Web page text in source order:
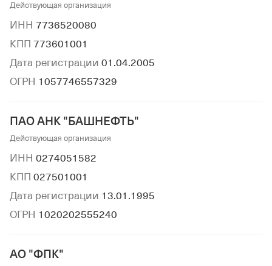
Действующая организация
ИНН 7736520080
КПП 773601001
Дата регистрации 01.04.2005
ОГРН 1057746557329
ПАО АНК "БАШНЕФТЬ"
Действующая организация
ИНН 0274051582
КПП 027501001
Дата регистрации 13.01.1995
ОГРН 1020202555240
АО "ФПК"